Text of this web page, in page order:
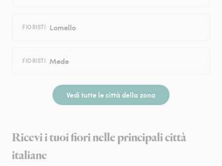
FIORISTI Lomello
FIORISTI Mede
Vedi tutte le città della zona
Ricevi i tuoi fiori nelle principali città
italiane